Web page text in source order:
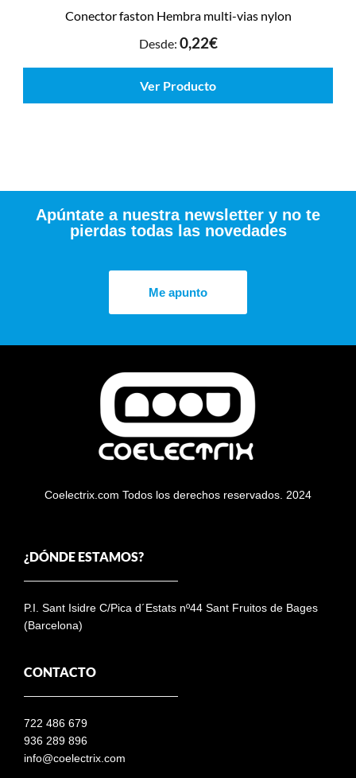
Conector faston Hembra multi-vias nylon
Desde: 0,22€
Ver Producto
Apúntate a nuestra newsletter y no te
pierdas todas las novedades
Me apunto
Coelectrix.com Todos los derechos reservados. 2024
¿DÓNDE ESTAMOS?
P.I. Sant Isidre C/Pica d´Estats nº44 Sant Fruitos de Bages
(Barcelona)
CONTACTO
722 486 679
936 289 896
info@coelectrix.com